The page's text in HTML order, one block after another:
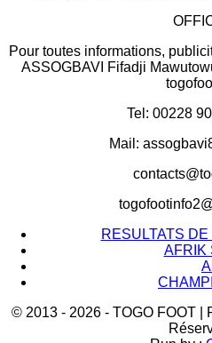
Pour toutes informations,
ASSOGBAVI Fifadji
Tel: 00228
Mail:
RESULTATS
AFRIK
© 2013 - 2026 - TOGO FOOT |